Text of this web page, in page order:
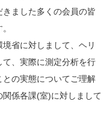
ました多くの会員の皆
省に対しまして、ヘリ
、実際に測定分析を行
の実態についてご理解
係各課(室)に対しまして